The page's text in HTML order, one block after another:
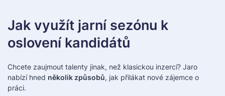
Jak využít jarní sezónu k
oslovení kandidátů
Chcete zaujmout talenty jinak, než klasickou inzercí? Jaro
nabízí hned několik způsobů, jak přilákat nové zájemce o
práci.